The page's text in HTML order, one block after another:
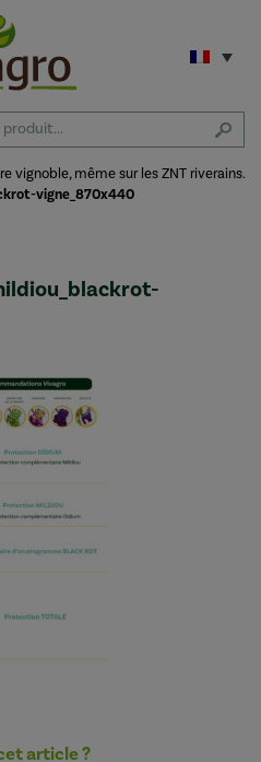
vignoble, même sur les ZNT riverains.
vigne_870x440
article ?